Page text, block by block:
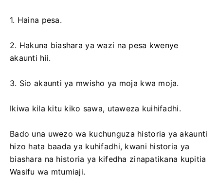
1. Haina pesa.
2. Hakuna biashara ya wazi na pesa kwenye
akaunti hii.
3. Sio akaunti ya mwisho ya moja kwa moja.
Ikiwa kila kitu kiko sawa, utaweza kuihifadhi.
Bado una uwezo wa kuchunguza historia ya akaunti
hizo hata baada ya kuhifadhi, kwani historia ya
biashara na historia ya kifedha zinapatikana kupitia
Wasifu wa mtumiaji.